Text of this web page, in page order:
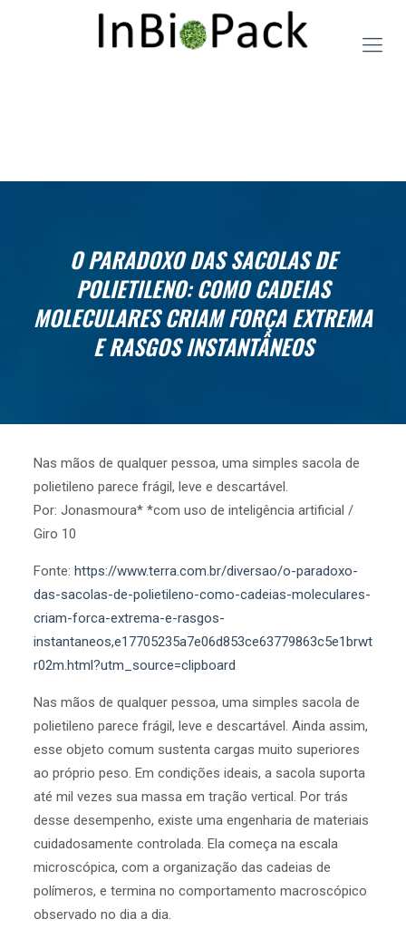
O PARADOXO DAS SACOLAS DE
POLIETILENO: COMO CADEIAS
MOLECULARES CRIAM FORÇA EXTREMA
E RASGOS INSTANTÂNEOS
Nas mãos de qualquer pessoa, uma simples sacola de
polietileno parece frágil, leve e descartável.
Por: Jonasmoura* *com uso de inteligência artificial /
Giro 10
Fonte: https://www.terra.com.br/diversao/o-paradoxo-
das-sacolas-de-polietileno-como-cadeias-moleculares-
criam-forca-extrema-e-rasgos-
instantaneos,e17705235a7e06d853ce63779863c5e1brwt
r02m.html?utm_source=clipboard
Nas mãos de qualquer pessoa, uma simples sacola de
polietileno parece frágil, leve e descartável. Ainda assim,
esse objeto comum sustenta cargas muito superiores
ao próprio peso. Em condições ideais, a sacola suporta
até mil vezes sua massa em tração vertical. Por trás
desse desempenho, existe uma engenharia de materiais
cuidadosamente controlada. Ela começa na escala
microscópica, com a organização das cadeias de
polímeros, e termina no comportamento macroscópico
observado no dia a dia.